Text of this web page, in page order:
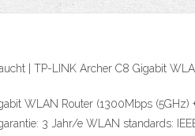
| TP-LINK Archer C8 Gigabit
WLAN Router (1300Mbps
3 Jahr/e WLAN standards: